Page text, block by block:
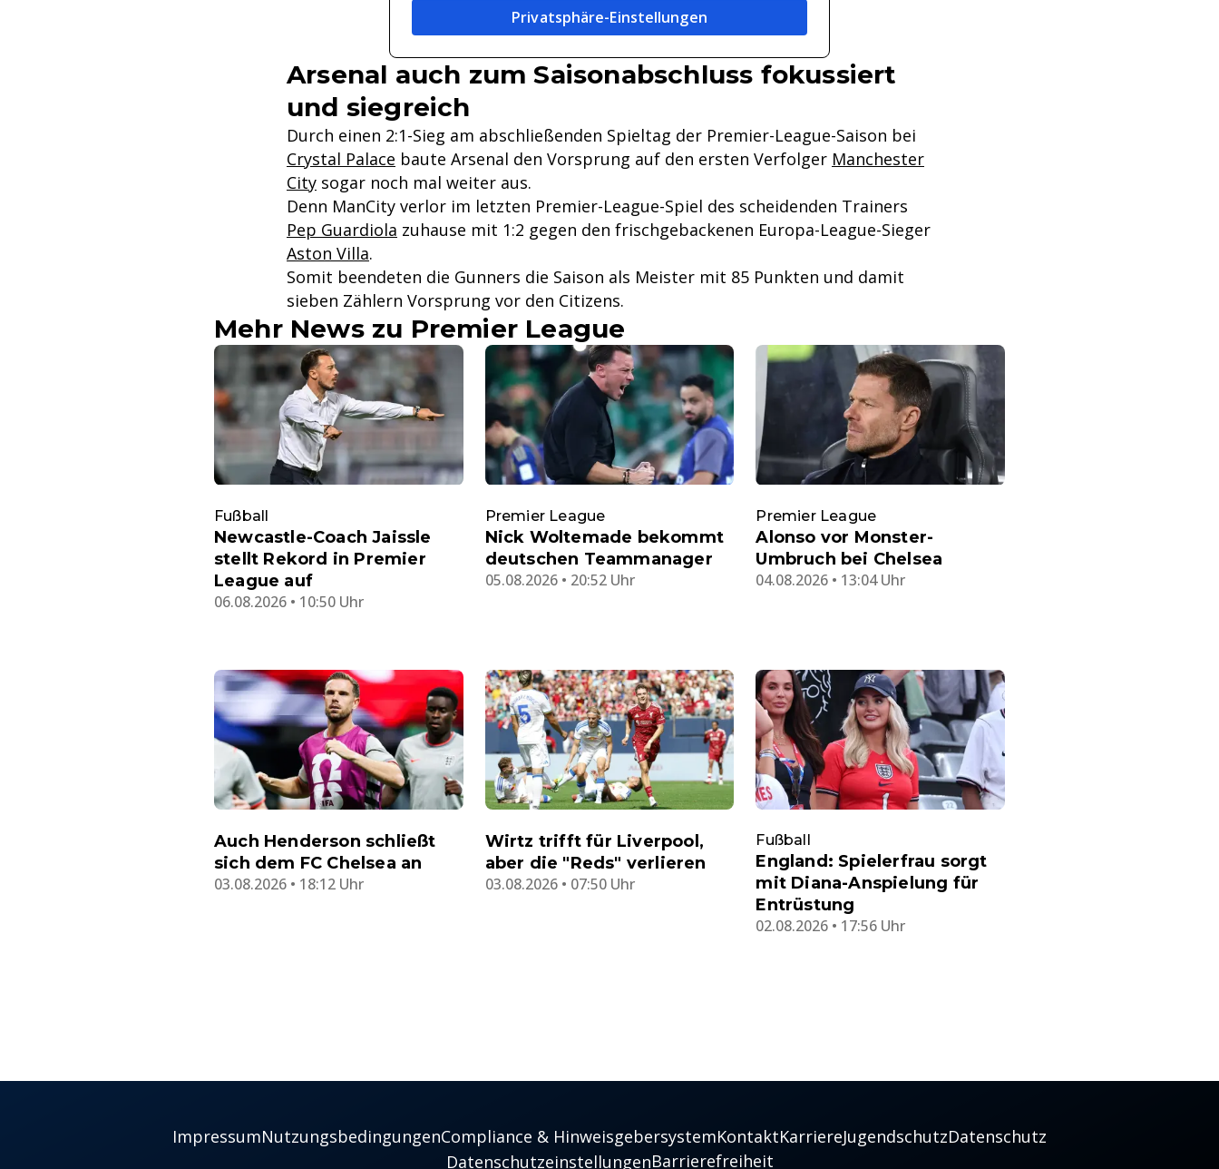
Privatsphäre-Einstellungen
Arsenal auch zum Saisonabschluss fokussiert
und siegreich
Durch einen 2:1-Sieg am abschließenden Spieltag der Premier-League-Saison bei
Crystal Palace baute Arsenal den Vorsprung auf den ersten Verfolger Manchester
City sogar noch mal weiter aus.
Denn ManCity verlor im letzten Premier-League-Spiel des scheidenden Trainers
Pep Guardiola zuhause mit 1:2 gegen den frischgebackenen Europa-League-Sieger
Aston Villa.
Somit beendeten die Gunners die Saison als Meister mit 85 Punkten und damit
sieben Zählern Vorsprung vor den Citizens.
Mehr News zu Premier League
Fußball
Newcastle-Coach Jaissle
stellt Rekord in Premier
League auf
06.08.2026 • 10:50 Uhr
Premier League
Nick Woltemade bekommt
deutschen Teammanager
05.08.2026 • 20:52 Uhr
Premier League
Alonso vor Monster-
Umbruch bei Chelsea
04.08.2026 • 13:04 Uhr
Auch Henderson schließt
sich dem FC Chelsea an
03.08.2026 • 18:12 Uhr
Wirtz trifft für Liverpool,
aber die "Reds" verlieren
03.08.2026 • 07:50 Uhr
Fußball
England: Spielerfrau sorgt
mit Diana-Anspielung für
Entrüstung
02.08.2026 • 17:56 Uhr
ImpressumNutzungsbedingungenCompliance & HinweisgebersystemKontaktKarriereJugendschutzDatenschutz
DatenschutzeinstellungenBarrierefreiheit